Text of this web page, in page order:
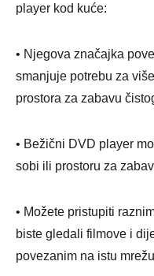
player kod kuće:
• Njegova značajka
smanjuje potrebu za
prostora za zabavu
• Bežični DVD player
sobi ili prostoru za
• Možete pristupiti
biste gledali filmove i
povezanim na istu